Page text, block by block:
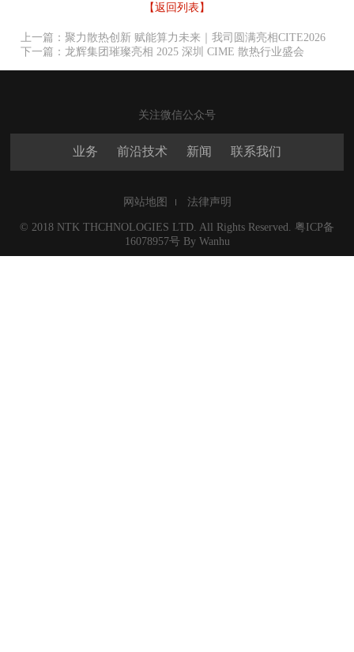
【返回列表】
上一篇：聚力散热创新 赋能算力未来｜我司圆满亮相CITE2026
下一篇：龙辉集团璀璨亮相 2025 深圳 CIME 散热行业盛会
关注微信公众号
业务 前沿技术 新闻 联系我们
网站地图 法律声明
© 2018 NTK THCHNOLOGIES LTD. All Rights Reserved. 粤ICP备
16078957号By Wanhu